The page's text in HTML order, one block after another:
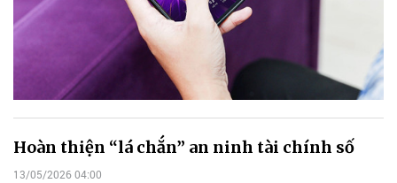
Hoàn thiện “lá chắn” an ninh tài chính số
13/05/2026 04:00